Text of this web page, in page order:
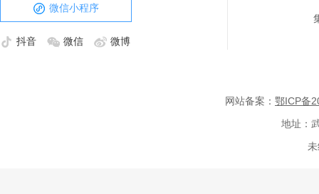
微信小程序
抖音 微信 微博
网站备案： 鄂ICP备
地址：